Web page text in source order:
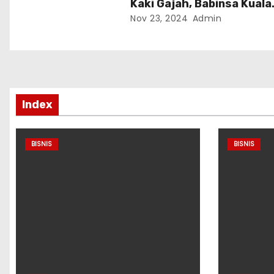
Kaki Gajah, Babinsa Kuala
Kencana Dampingi
Nov 23, 2024 Admin
Index
BISNIS BISNIS